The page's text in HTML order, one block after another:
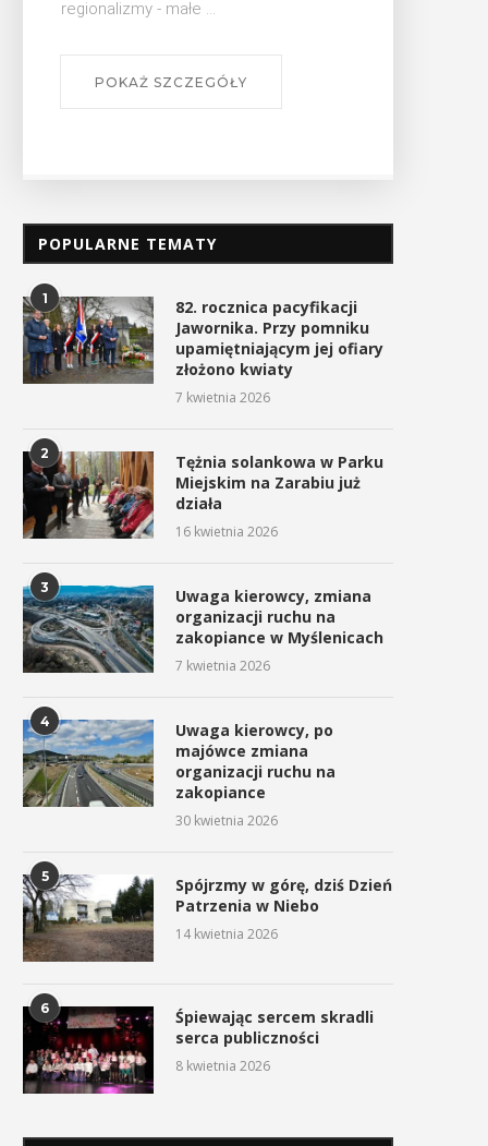
POPULARNE TEMATY
1
82. rocznica pacyfikacji
Jawornika. Przy pomniku
upamiętniającym jej ofiary
złożono kwiaty
7 kwietnia 2026
2
Tężnia solankowa w Parku
Miejskim na Zarabiu już
działa
16 kwietnia 2026
3
Uwaga kierowcy, zmiana
organizacji ruchu na
zakopiance w Myślenicach
7 kwietnia 2026
4
Uwaga kierowcy, po
majówce zmiana
organizacji ruchu na
zakopiance
30 kwietnia 2026
5
Spójrzmy w górę, dziś Dzień
Patrzenia w Niebo
14 kwietnia 2026
6
Śpiewając sercem skradli
serca publiczności
8 kwietnia 2026